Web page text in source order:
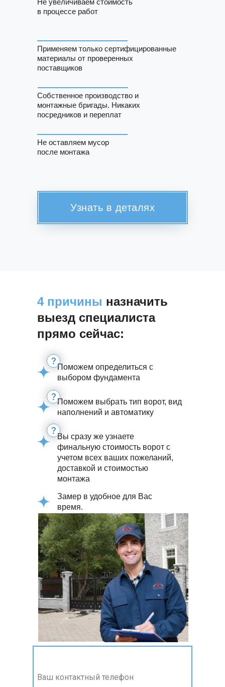
Не увеличиваем стоимость
в процессе работ
Применяем только сертифицированные
материалы от проверенных
поставщиков
Не оставляем мусор
после монтажа
Собственное производство и
монтажные бригады. Никаких
посредников и переплат
Узнать в деталях
4 причины назначить
выезд специалиста
прямо сейчас:
Поможем определиться с
выбором фундамента
Поможем выбрать тип ворот, вид
наполнений и автоматику
Вы сразу же узнаете
финальную стоимость ворот с
учетом всех ваших пожеланий,
доставкой и стоимостью
монтажа
Замер в удобное для Вас
время.